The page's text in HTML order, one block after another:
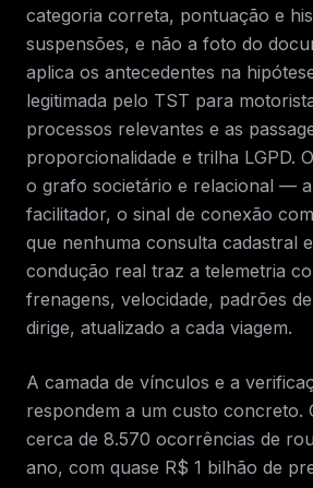
categoria correta, pontuação e
suspensões, e não a foto do
aplica os antecedentes na
legitimada pelo TST para
processos relevantes e as
proporcionalidade e trilha LGPD.
o grafo societário e relacional — a
facilitador, o sinal de conexão
que nenhuma consulta cadastral
condução real traz a telemetria
frenagens, velocidade, padrões
dirige, atualizado a cada viagem.
A camada de vínculos e a
respondem a um custo concreto.
cerca de 8.570 ocorrências de
ano, com quase R$ 1 bilhão de